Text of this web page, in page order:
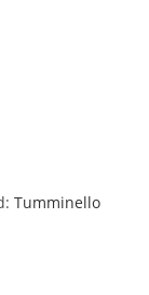
Tumminello